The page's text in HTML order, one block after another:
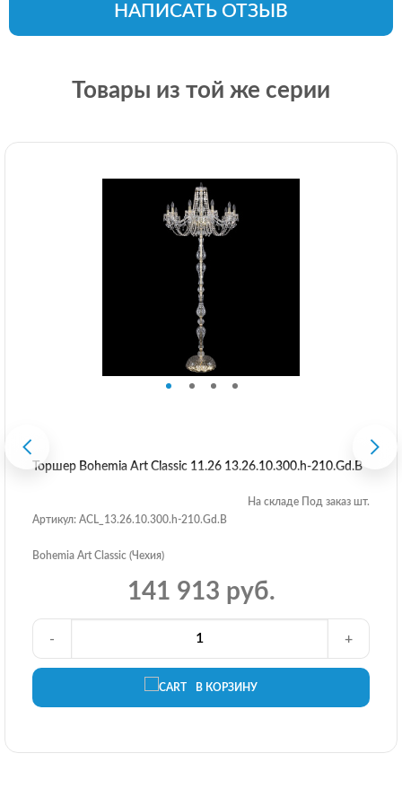
НАПИСАТЬ ОТЗЫВ
Товары из той же серии
Торшер Bohemia Art Classic 11.26 13.26.10.300.h-210.Gd.B
На складе Под заказ шт.
Артикул: ACL_13.26.10.300.h-210.Gd.B
Bohemia Art Classic (Чехия)
141 913 руб.
В КОРЗИНУ
- +